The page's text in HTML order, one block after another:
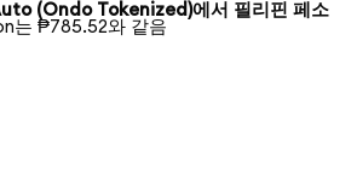
(Ondo Tokenized)에서 필리핀 페소
는 ₱785.52와 같음